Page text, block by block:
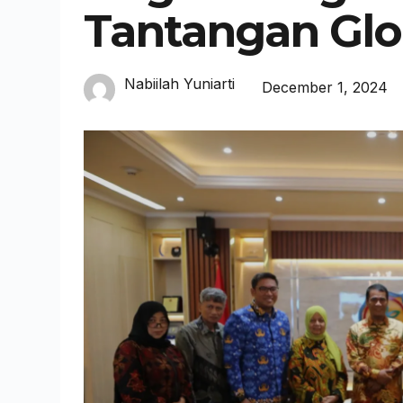
Tantangan
Nabiilah Yuniarti December 1, 2024